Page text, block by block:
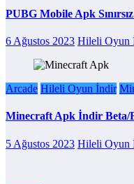
PUBG Mobile Apk
6 Ağustos 2023 Hileli Oyun
Arcade Hileli Oyun İndir
Minecraft Apk İndir Beta/
5 Ağustos 2023 Hileli Oyun